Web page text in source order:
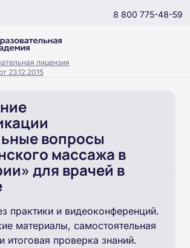
8 800 775-48-59
лицензия
23.12.2015
вопросы
массажа в
для врачей в
практики и видеоконференций.
материалы, самостоятельная
итоговая проверка знаний.